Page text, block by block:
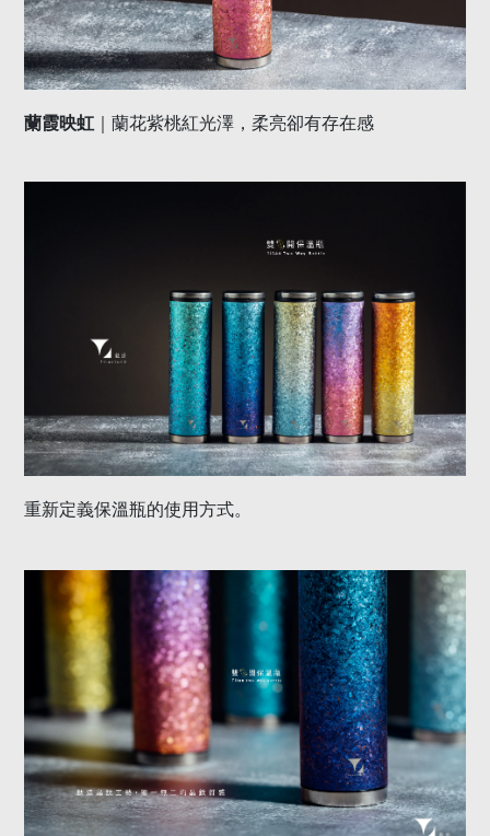
蘭霞映虹 ｜蘭花紫桃紅光澤，柔亮卻有存在感
重新定義保溫瓶的使用方式。